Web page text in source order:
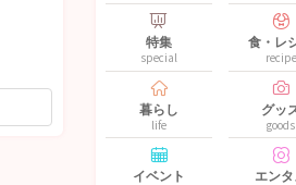
特集
special
食・レ
recipe
暮らし
life
グッ
goods
イベント エンタ